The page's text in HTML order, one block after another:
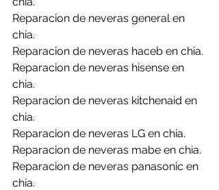
Reparacion de neveras general en
chia.
Reparacion de neveras haceb en chia.
Reparacion de neveras hisense en
chia.
Reparacion de neveras kitchenaid en
chia.
Reparacion de neveras LG en chia.
Reparacion de neveras mabe en chia.
Reparacion de neveras panasonic en
chia.